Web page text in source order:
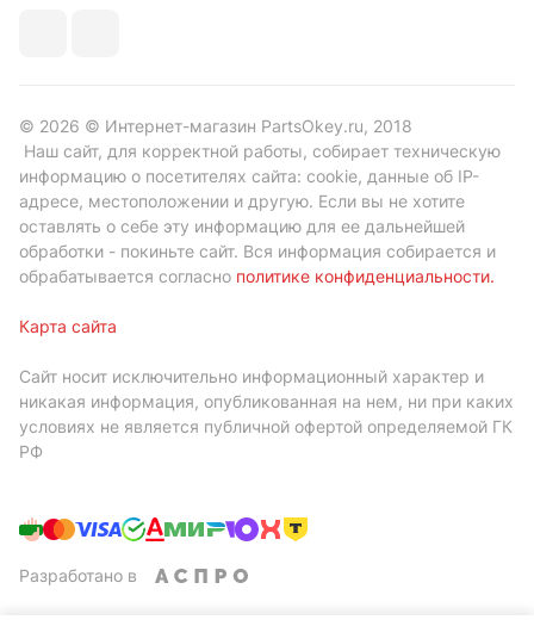
© 2026 © Интернет-магазин PartsOkey.ru, 2018
Наш сайт, для корректной работы, собирает техническую
информацию о посетителях сайта: cookie, данные об IP-
адресе, местоположении и другую. Если вы не хотите
оставлять о себе эту информацию для ее дальнейшей
обработки - покиньте сайт. Вся информация собирается и
обрабатывается согласно политике конфиденциальности.
Карта сайта
Сайт носит исключительно информационный характер и
никакая информация, опубликованная на нем, ни при каких
условиях не является публичной офертой определяемой ГК
РФ
Разработано в